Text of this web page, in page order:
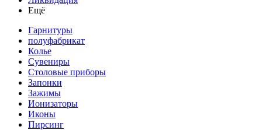
Ещё
Гарнитуры
полуфабрикат
Колье
Сувениры
Столовые приборы
Запонки
Зажимы
Ионизаторы
Иконы
Пирсинг